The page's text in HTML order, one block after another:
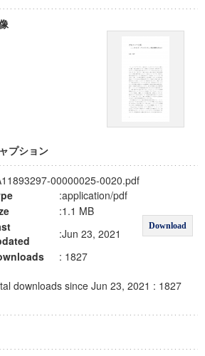
プション
00000025-0020.pdf
:application/pdf
Download
:1.1 MB
:Jun 23, 2021
: 1827
downloads since Jun 23, 2021 : 1827